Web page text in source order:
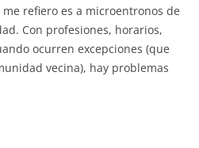
refiero es a microentronos de
Con profesiones, horarios,
ocurren excepciones (que
vecina), hay problemas